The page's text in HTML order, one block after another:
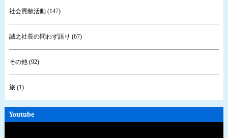
社会貢献活動 (147)
誠之社長の問わず語り (67)
その他 (92)
旅 (1)
Youtube